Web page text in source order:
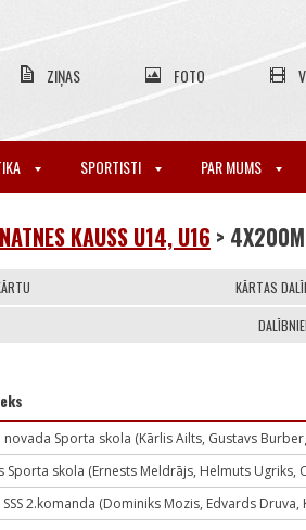
ZIŅAS FOTO
SPORTISTI PAR MUMS
KAUSS U14, U16 > 4X200M
KĀRTAS
novada Sporta skola (Kārlis Ailts, Gustavs
Sporta skola (Ernests Meldrājs, Helmuts Ugriks,
2.komanda (Dominiks Mozis, Edvards